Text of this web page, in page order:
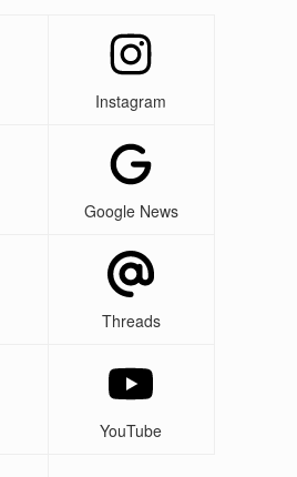
Instagram
Google News
Threads
YouTube